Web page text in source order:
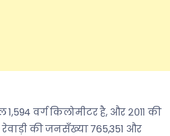
1,594 वर्ग किलोमीटर है, और २०११ की
की जनसँख्या 765,351 और